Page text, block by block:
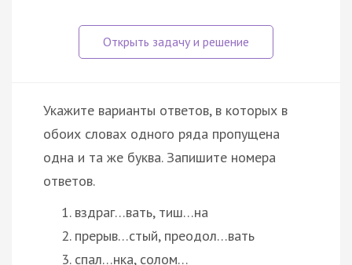
Укажите варианты ответов, в которых в
обоих словах одного ряда пропущена
одна и та же буква. Запишите номера
ответов.
вздраг…вать, тиш…на
прерыв…стый, преодол…вать
спал…нка, солом…